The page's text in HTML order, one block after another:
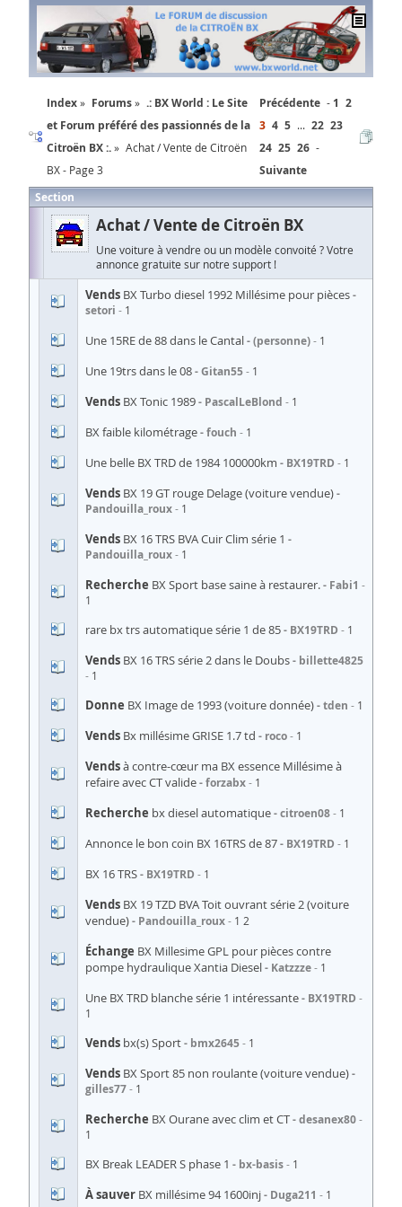
Index Forums
.: BX World : Le Site
et Forum préféré des passionnés de la
Citroën BX :.
Achat / Vente de Citroën
BX - Page 3
Précédente 1 2
3 4 5 ... 22 23
24 25 26
Suivante
Section
Achat / Vente de Citroën BX
Une voiture à vendre ou un modèle convoité ? Votre
annonce gratuite sur notre support !
Vends BX Turbo diesel 1992 Millésime pour pièces
setori 1
Une 15RE de 88 dans le Cantal (personne) 1
Une 19trs dans le 08 Gitan55 1
Vends BX Tonic 1989 PascalLeBlond 1
BX faible kilométrage fouch 1
Une belle BX TRD de 1984 100000km BX19TRD 1
Vends BX 19 GT rouge Delage (voiture vendue)
Pandouilla_roux 1
Vends BX 16 TRS BVA Cuir Clim série 1
Pandouilla_roux 1
Recherche BX Sport base saine à restaurer. Fabi1
1
rare bx trs automatique série 1 de 85 BX19TRD 1
Vends BX 16 TRS série 2 dans le Doubs billette4825
1
Donne BX Image de 1993 (voiture donnée) tden 1
Vends Bx millésime GRISE 1.7 td roco 1
Vendsà contre-cœur ma BX essence Millésime à
refaire avec CT valide forzabx 1
Recherche bx diesel automatique citroen08 1
Annonce le bon coin BX 16TRS de 87 BX19TRD 1
BX 16 TRS BX19TRD 1
Vends BX 19 TZD BVA Toit ouvrant série 2 (voiture
vendue)
Pandouilla_roux 1 2
Échange BX Millesime GPL pour pièces contre
pompe hydraulique Xantia Diesel
Katzzze 1
Une BX TRD blanche série 1 intéressante BX19TRD
1
Vends bx(s) Sport bmx2645 1
Vends BX Sport 85 non roulante (voiture vendue)
gilles77 1
Recherche BX Ourane avec clim et CT desanex80
1
BX Break LEADER S phase 1 bx-basis 1
À sauver BX millésime 94 1600inj Duga211 1